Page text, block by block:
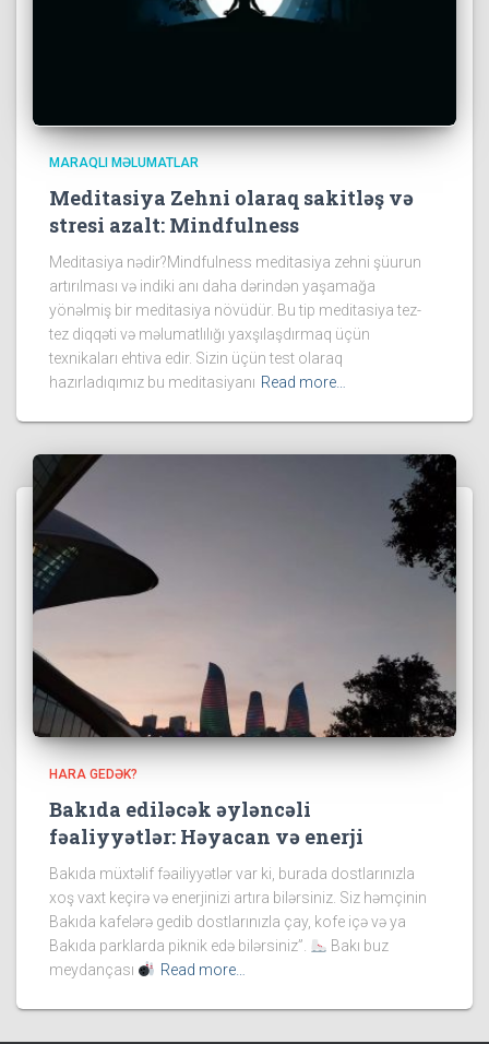
MARAQLI MƏLUMATLAR
Meditasiya Zehni olaraq sakitləş və
stresi azalt: Mindfulness
Meditasiya nədir?Mindfulness meditasiya zehni şüurun
artırılması və indiki anı daha dərindən yaşamağa
yönəlmiş bir meditasiya növüdür. Bu tip meditasiya tez-
tez diqqəti və məlumatlılığı yaxşılaşdırmaq üçün
texnikaları ehtiva edir. Sizin üçün test olaraq
hazırladıqımız bu meditasiyanı Read more…
HARA GEDƏK?
Bakıda ediləcək əyləncəli
fəaliyyətlər: Həyacan və enerji
Bakıda müxtəlif fəailiyyətlər var ki, burada dostlarınızla
xoş vaxt keçirə və enerjinizi artıra bilərsiniz. Siz həmçinin
Bakıda kafelərə gedib dostlarınızla çay, kofe içə və ya
Bakıda parklarda piknik edə bilərsiniz”.
Bakı buz
meydançası
Read more…